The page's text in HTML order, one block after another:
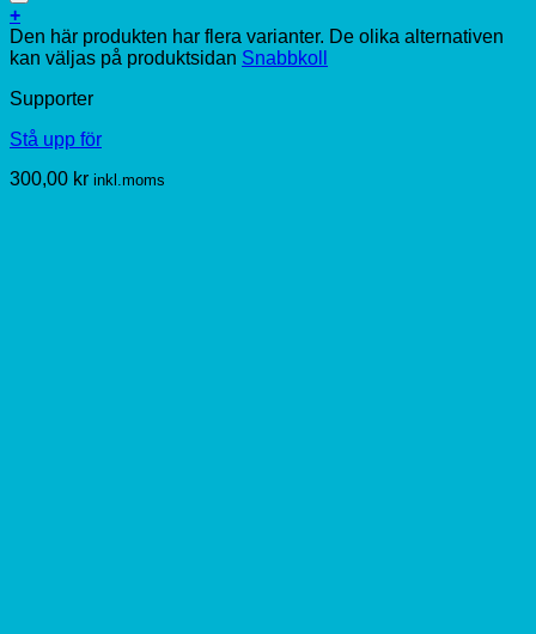
+
Den här produkten har flera varianter. De olika alternativen
kan väljas på produktsidan Snabbkoll
Supporter
Stå upp för
300,00 kr inkl.moms